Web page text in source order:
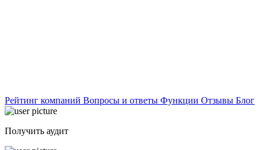
Рейтинг компаний Вопросы и ответы Функции Отзывы Блог
Получить аудит